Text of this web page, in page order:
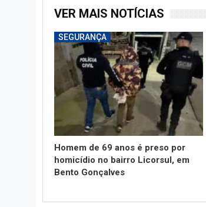
VER MAIS NOTÍCIAS
SEGURANÇA
Homem de 69 anos é preso por
homicídio no bairro Licorsul, em
Bento Gonçalves